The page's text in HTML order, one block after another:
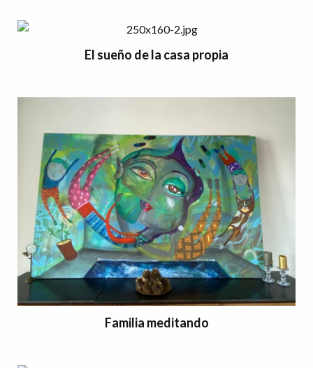
El sueño de la casa propia
Familia meditando